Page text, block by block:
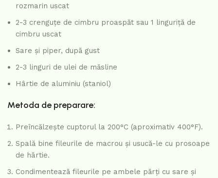
rozmarin uscat
2-3 crenguțe de cimbru proaspăt sau 1 linguriță de
cimbru uscat
Sare și piper, după gust
2-3 linguri de ulei de măsline
Hârtie de aluminiu (staniol)
Metoda de preparare:
Preîncălzește cuptorul la 200°C (aproximativ 400°F).
Spală bine fileurile de macrou și usucă-le cu prosoape
de hârtie.
Condimentează fileurile pe ambele părți cu sare și